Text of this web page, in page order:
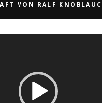
VON RALF